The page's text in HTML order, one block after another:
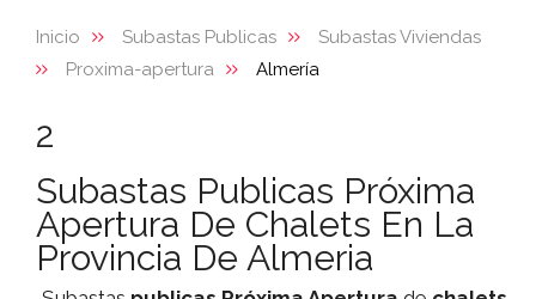
Inicio Subastas Publicas
Subastas Viviendas
Proxima-apertura
Almería
2
Subastas Publicas Próxima
Apertura De Chalets En La
Provincia De Almeria